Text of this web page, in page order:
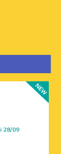
28/09